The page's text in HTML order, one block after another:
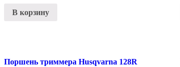
В корзину
Поршень триммера Husqvarna 128R